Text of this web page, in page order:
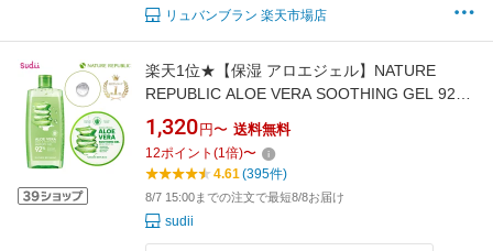
リュバンブラン 楽天市場店
楽天1位★【保湿 アロエジェル】NATURE
REPUBLIC ALOE VERA SOOTHING GEL 92%
[★2種]]【正規品】ネイリパ アロエ スーディン
グジェル vegan スキンケア アロエベラジェル
オールインワン まとめ買い お買い得 保湿 ボデ
ィケア ボディジェル 保湿ジェル 顔 全身 ボディ
ヘア
1,320 円〜 送料無料
12ポイント (1倍)〜
4.61(395件)
8/7 15:00までの注文で最短8/8お届け
sudii